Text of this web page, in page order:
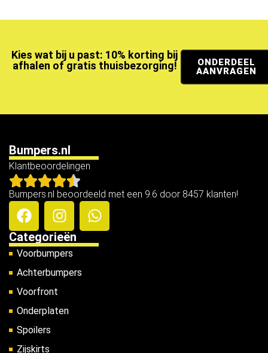
Kies wat bij u past: 10% korting bij
afhalen of gratis thuisbezorging!
ONDERDEEL
AANVRAGEN
Bumpers.nl
Klantbeoordelingen
Bumpers.nl beoordeeld met een 9.6 door 8457 klanten!
Categorieën
Voorbumpers
Achterbumpers
Voorfront
Onderplaten
Spoilers
Zijskirts